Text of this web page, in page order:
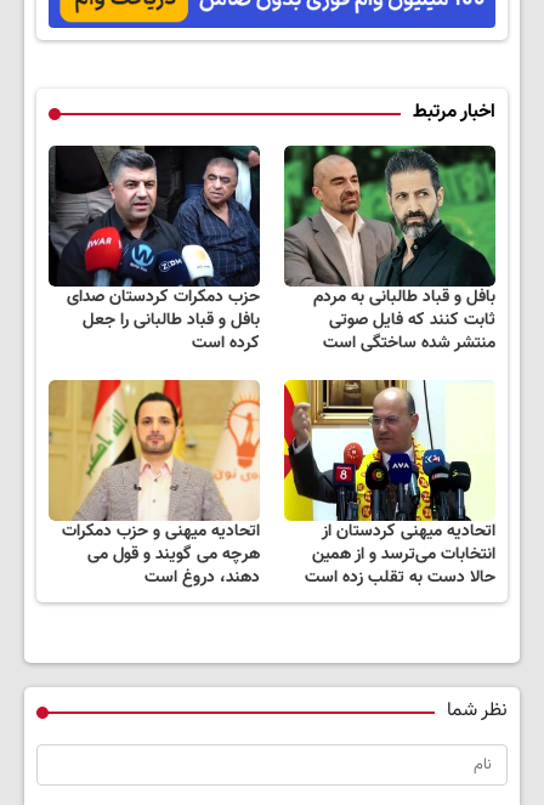
اخبار مرتبط
بافل و قباد طالبانی به مردم
ثابت کنند که فایل صوتی
منتشر شده ساختگی است
حزب دمکرات کردستان صدای
بافل و قباد طالبانی را جعل
کرده است
اتحادیه میهنی کردستان از
انتخابات می‌ترسد و از همین
حالا دست به تقلب زده است
اتحادیه میهنی و حزب دمکرات
هرچه می گویند و قول می
دهند، دروغ است
نظر شما